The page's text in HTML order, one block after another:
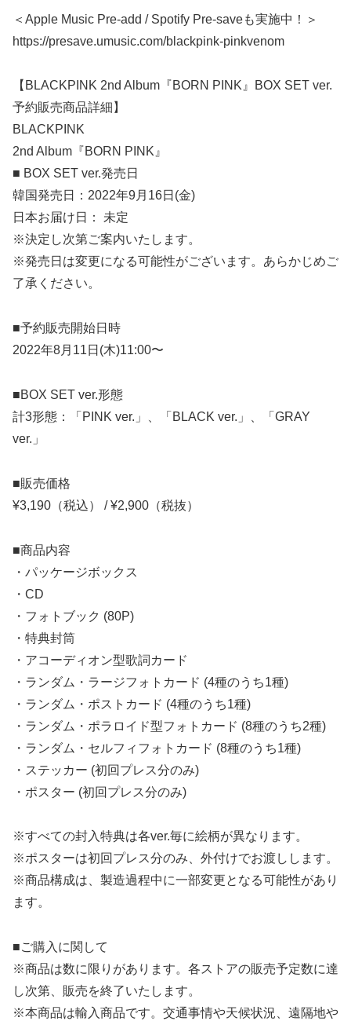
＜Apple Music Pre-add / Spotify Pre-saveも実施中！＞
https://presave.umusic.com/blackpink-pinkvenom
【BLACKPINK 2nd Album『BORN PINK』BOX SET ver.
予約販売商品詳細】
BLACKPINK
2nd Album『BORN PINK』
■ BOX SET ver.発売日
韓国発売日：2022年9月16日(金)
日本お届け日： 未定
※決定し次第ご案内いたします。
※発売日は変更になる可能性がございます。あらかじめご
了承ください。
■予約販売開始日時
2022年8月11日(木)11:00〜
■BOX SET ver.形態
計3形態：「PINK ver.」、「BLACK ver.」、「GRAY
ver.」
■販売価格
¥3,190（税込） / ¥2,900（税抜）
■商品内容
・パッケージボックス
・CD
・フォトブック (80P)
・特典封筒
・アコーディオン型歌詞カード
・ランダム・ラージフォトカード (4種のうち1種)
・ランダム・ポストカード (4種のうち1種)
・ランダム・ポラロイド型フォトカード (8種のうち2種)
・ランダム・セルフィフォトカード (8種のうち1種)
・ステッカー (初回プレス分のみ)
・ポスター (初回プレス分のみ)
※すべての封入特典は各ver.毎に絵柄が異なります。
※ポスターは初回プレス分のみ、外付けでお渡しします。
※商品構成は、製造過程中に一部変更となる可能性があり
ます。
■ご購入に関して
※商品は数に限りがあります。各ストアの販売予定数に達
し次第、販売を終了いたします。
※本商品は輸入商品です。交通事情や天候状況、遠隔地や